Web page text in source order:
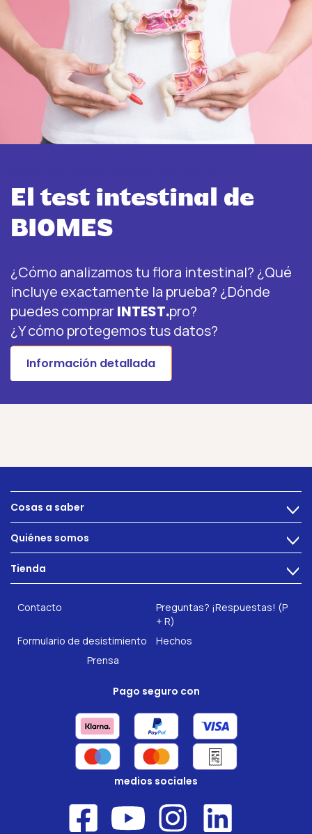
El test intestinal de
BIOMES
¿Cómo analizamos tu flora intestinal? ¿Qué
incluye exactamente la prueba? ¿Dónde
puedes comprarINTEST.pro?
¿Y cómo protegemos tus datos?
Información detallada
Cosas a saber >
Alimentacion
Salud intestinal
Quiénes somos >
Tecnología
Tienda >
INTEST.pro
Nuestros complementos alimenticios
Contacto
Preguntas? ¡Respuestas! (P
+ R)
Formulario de desistimiento
Hechos
Prensa
Pago seguro con
medios sociales